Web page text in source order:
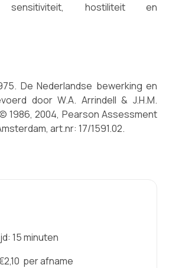
sensitiviteit, hostiliteit en
De Nederlandse bewerking en
door W.A. Arrindell & J.H.M.
1986, 2004, Pearson Assessment
art.nr: 17/1591.02.
15 minuten
per afname